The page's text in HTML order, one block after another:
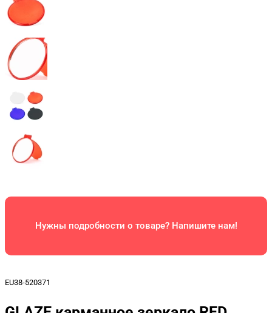
Нужны подробности о товаре? Напишите нам!
EU38-520371